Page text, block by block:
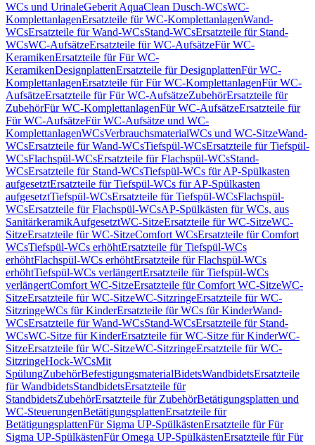
WCs und UrinaleGeberit AquaClean Dusch-WCsWC-
KomplettanlagenErsatzteile für WC-KomplettanlagenWand-
WCsErsatzteile für Wand-WCsStand-WCsErsatzteile für Stand-
WCsWC-AufsätzeErsatzteile für WC-AufsätzeFür WC-
KeramikenErsatzteile für Für WC-
KeramikenDesignplattenErsatzteile für DesignplattenFür WC-
KomplettanlagenErsatzteile für Für WC-KomplettanlagenFür WC-
AufsätzeErsatzteile für Für WC-AufsätzeZubehörErsatzteile für
ZubehörFür WC-KomplettanlagenFür WC-AufsätzeErsatzteile für
Für WC-AufsätzeFür WC-Aufsätze und WC-
KomplettanlagenWCsVerbrauchsmaterialWCs und WC-SitzeWand-
WCsErsatzteile für Wand-WCsTiefspül-WCsErsatzteile für Tiefspül-
WCsFlachspül-WCsErsatzteile für Flachspül-WCsStand-
WCsErsatzteile für Stand-WCsTiefspül-WCs für AP-Spülkasten
aufgesetztErsatzteile für Tiefspül-WCs für AP-Spülkasten
aufgesetztTiefspül-WCsErsatzteile für Tiefspül-WCsFlachspül-
WCsErsatzteile für Flachspül-WCsAP-Spülkästen für WCs, aus
SanitärkeramikAufgesetztWC-SitzeErsatzteile für WC-SitzeWC-
SitzeErsatzteile für WC-SitzeComfort WCsErsatzteile für Comfort
WCsTiefspül-WCs erhöhtErsatzteile für Tiefspül-WCs
erhöhtFlachspül-WCs erhöhtErsatzteile für Flachspül-WCs
erhöhtTiefspül-WCs verlängertErsatzteile für Tiefspül-WCs
verlängertComfort WC-SitzeErsatzteile für Comfort WC-SitzeWC-
SitzeErsatzteile für WC-SitzeWC-SitzringeErsatzteile für WC-
SitzringeWCs für KinderErsatzteile für WCs für KinderWand-
WCsErsatzteile für Wand-WCsStand-WCsErsatzteile für Stand-
WCsWC-Sitze für KinderErsatzteile für WC-Sitze für KinderWC-
SitzeErsatzteile für WC-SitzeWC-SitzringeErsatzteile für WC-
SitzringeHock-WCsMit
SpülungZubehörBefestigungsmaterialBidetsWandbidetsErsatzteile
für WandbidetsStandbidetsErsatzteile für
StandbidetsZubehörErsatzteile für ZubehörBetätigungsplatten und
WC-SteuerungenBetätigungsplattenErsatzteile für
BetätigungsplattenFür Sigma UP-SpülkästenErsatzteile für Für
Sigma UP-SpülkästenFür Omega UP-SpülkästenErsatzteile für Für